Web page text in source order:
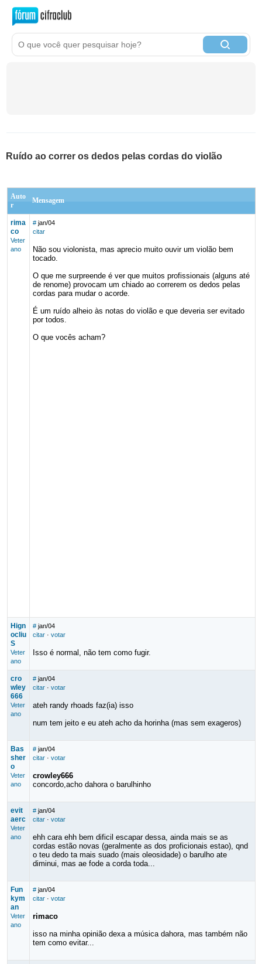
Ruído ao correr os dedos pelas cordas do violão
Auto
r
Mensagem
rima
co
Veter
ano
# jan/04
citar
Não sou violonista, mas aprecio muito ouvir um violão bem
tocado.
O que me surpreende é ver que muitos profissionais (alguns até
de renome) provocam um chiado ao correrem os dedos pelas
cordas para mudar o acorde.
É um ruído alheio às notas do violão e que deveria ser evitado
por todos.
O que vocês acham?
Hign
ocliu
S
Veter
ano
# jan/04
citar· votar
Isso é normal, não tem como fugir.
cro
wley
666
Veter
ano
# jan/04
citar· votar
ateh randy rhoads faz(ia) isso
num tem jeito e eu ateh acho da horinha (mas sem exageros)
Bas
sher
o
Veter
ano
# jan/04
citar· votar
crowley666
concordo,acho dahora o barulhinho
evit
aerc
Veter
ano
# jan/04
citar· votar
ehh cara ehh bem dificil escapar dessa, ainda mais se as
cordas estão novas (geralmente as dos proficionais estao), qnd
o teu dedo ta mais suado (mais oleosidade) o barulho ate
diminui, mas ae fode a corda toda...
Fun
kym
an
Veter
ano
# jan/04
citar· votar
rimaco
isso na minha opinião dexa a música dahora, mas também não
tem como evitar...